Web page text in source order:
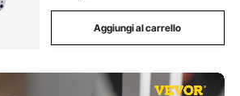
Aggiungi al carrello